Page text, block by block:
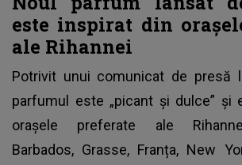
este inspirat din
ale Rihannei
Potrivit unui comunicat de presă
parfumul este „picant și dulce” și
orașele preferate ale
Barbados, Grasse, Franța, New